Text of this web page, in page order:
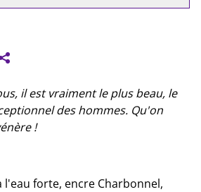
il est vraiment le plus beau, le
des hommes. Qu'on
!
l'eau forte, encre Charbonnel,